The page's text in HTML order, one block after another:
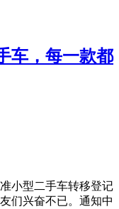
车，每一款都
小型二手车转移登记
们兴奋不已。通知中